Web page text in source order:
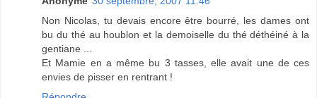
Non Nicolas, tu devais encore être bourré, les dames ont
bu du thé au houblon et la demoiselle du thé déthéiné à la
gentiane ...
Et Mamie en a même bu 3 tasses, elle avait une de ces
envies de pisser en rentrant !